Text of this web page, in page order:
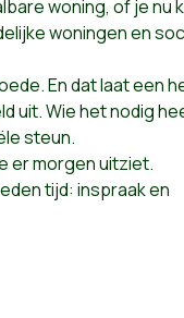
woning, of je nu
woningen en
En dat laat een
uit. Wie het nodig
steun.
er morgen uitziet.
tijd: inspraak en